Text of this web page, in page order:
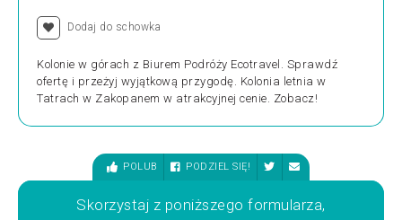
Dodaj do schowka
Kolonie w górach z Biurem Podróży Ecotravel. Sprawdź
ofertę i przeżyj wyjątkową przygodę. Kolonia letnia w
Tatrach w Zakopanem w atrakcyjnej cenie. Zobacz!
POLUB PODZIEL SIĘ!
Skorzystaj z poniższego formularza,